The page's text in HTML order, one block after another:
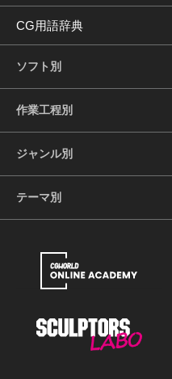
CG用語辞典
ソフト別
作業工程別
ジャンル別
テーマ別